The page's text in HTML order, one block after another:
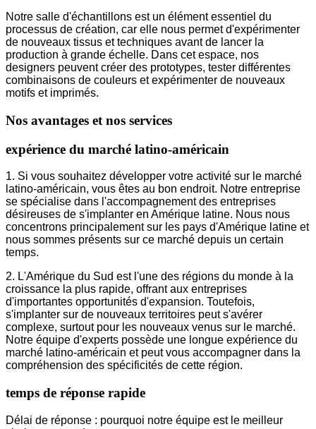
Notre salle d'échantillons est un élément essentiel du
processus de création, car elle nous permet d'expérimenter
de nouveaux tissus et techniques avant de lancer la
production à grande échelle. Dans cet espace, nos
designers peuvent créer des prototypes, tester différentes
combinaisons de couleurs et expérimenter de nouveaux
motifs et imprimés.
Nos avantages et nos services
expérience du marché latino-américain
1. Si vous souhaitez développer votre activité sur le marché
latino-américain, vous êtes au bon endroit. Notre entreprise
se spécialise dans l'accompagnement des entreprises
désireuses de s'implanter en Amérique latine. Nous nous
concentrons principalement sur les pays d'Amérique latine et
nous sommes présents sur ce marché depuis un certain
temps.
2. L'Amérique du Sud est l'une des régions du monde à la
croissance la plus rapide, offrant aux entreprises
d'importantes opportunités d'expansion. Toutefois,
s'implanter sur de nouveaux territoires peut s'avérer
complexe, surtout pour les nouveaux venus sur le marché.
Notre équipe d'experts possède une longue expérience du
marché latino-américain et peut vous accompagner dans la
compréhension des spécificités de cette région.
temps de réponse rapide
Délai de réponse : pourquoi notre équipe est le meilleur